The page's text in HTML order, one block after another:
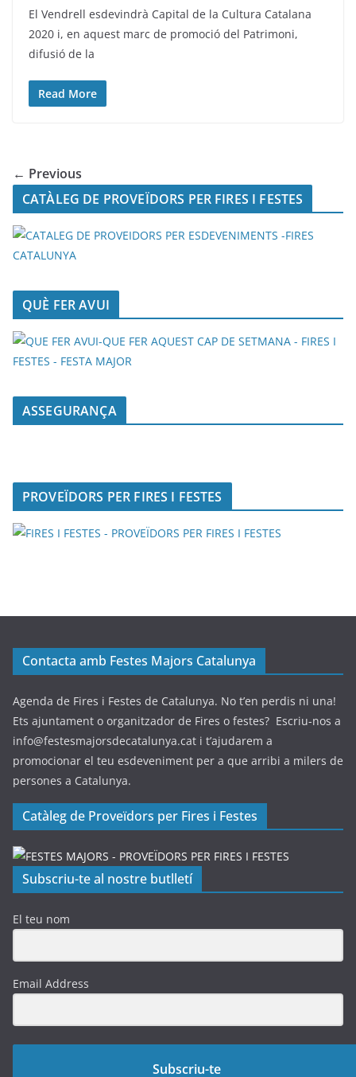
El Vendrell esdevindrà Capital de la Cultura Catalana
2020 i, en aquest marc de promoció del Patrimoni,
difusió de la
Read More
← Previous
CATÀLEG DE PROVEÏDORS PER FIRES I FESTES
QUÈ FER AVUI
ASSEGURANÇA
PROVEÏDORS PER FIRES I FESTES
Contacta amb Festes Majors Catalunya
Agenda de Fires i Festes de Catalunya. No t’en perdis ni una!
Ets ajuntament o organitzador de Fires o festes? Escriu-nos a
info@festesmajorsdecatalunya.cat i t’ajudarem a
promocionar el teu esdeveniment per a que arribi a milers de
persones a Catalunya.
Catàleg de Proveïdors per Fires i Festes
Subscriu-te al nostre butlletí
El teu nom
Email Address
Subscriu-te